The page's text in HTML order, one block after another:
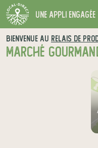
une appli engagée
BIENVENUE AU RELAIS DE